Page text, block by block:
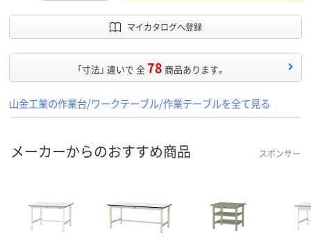
マイカタログへ登録
「寸法」 違いで 全78 商品あります。
山金工業の作業台/ワークテーブル/作業テーブルを全て見る
メーカーからのおすすめ商品 スポンサー